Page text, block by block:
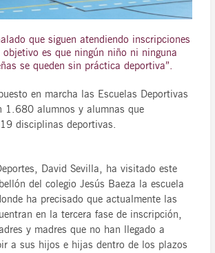
que siguen atendiendo inscripciones
objetivo es que ningún niño ni ninguna
se queden sin práctica deportiva”.
en marcha las Escuelas Deportivas
1.680 alumnos y alumnas que
disciplinas deportivas.
David Sevilla, ha visitado este
del colegio Jesús Baeza la escuela
ha precisado que actualmente las
en la tercera fase de inscripción,
y madres que no han llegado a
a sus hijos e hijas dentro de los plazos